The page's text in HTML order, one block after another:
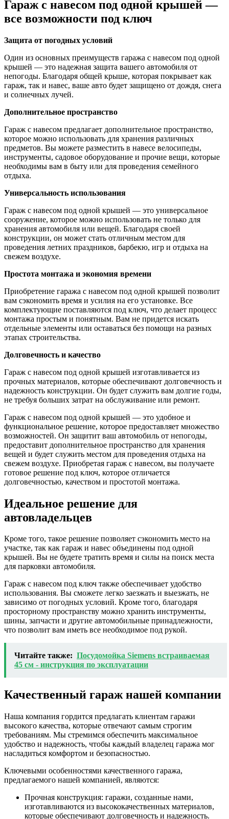
Гараж с навесом под одной крышей —
все возможности под ключ
Защита от погодных условий
Один из основных преимуществ гаража с навесом под одной
крышей — это надежная защита вашего автомобиля от
непогоды. Благодаря общей крыше, которая покрывает как
гараж, так и навес, ваше авто будет защищено от дождя, снега
и солнечных лучей.
Дополнительное пространство
Гараж с навесом предлагает дополнительное пространство,
которое можно использовать для хранения различных
предметов. Вы можете разместить в навесе велосипеды,
инструменты, садовое оборудование и прочие вещи, которые
необходимы вам в быту или для проведения семейного
отдыха.
Универсальность использования
Гараж с навесом под одной крышей — это универсальное
сооружение, которое можно использовать не только для
хранения автомобиля или вещей. Благодаря своей
конструкции, он может стать отличным местом для
проведения летних праздников, барбекю, игр и отдыха на
свежем воздухе.
Простота монтажа и экономия времени
Приобретение гаража с навесом под одной крышей позволит
вам сэкономить время и усилия на его установке. Все
комплектующие поставляются под ключ, что делает процесс
монтажа простым и понятным. Вам не придется искать
отдельные элементы или оставаться без помощи на разных
этапах строительства.
Долговечность и качество
Гараж с навесом под одной крышей изготавливается из
прочных материалов, которые обеспечивают долговечность и
надежность конструкции. Он будет служить вам долгие годы,
не требуя больших затрат на обслуживание или ремонт.
Гараж с навесом под одной крышей — это удобное и
функциональное решение, которое предоставляет множество
возможностей. Он защитит ваш автомобиль от непогоды,
предоставит дополнительное пространство для хранения
вещей и будет служить местом для проведения отдыха на
свежем воздухе. Приобретая гараж с навесом, вы получаете
готовое решение под ключ, которое отличается
долговечностью, качеством и простотой монтажа.
Идеальное решение для
автовладельцев
Кроме того, такое решение позволяет сэкономить место на
участке, так как гараж и навес объединены под одной
крышей. Вы не будете тратить время и силы на поиск места
для парковки автомобиля.
Гараж с навесом под ключ также обеспечивает удобство
использования. Вы сможете легко заезжать и выезжать, не
зависимо от погодных условий. Кроме того, благодаря
просторному пространству можно хранить инструменты,
шины, запчасти и другие автомобильные принадлежности,
что позволит вам иметь все необходимое под рукой.
Читайте также: Посудомойка Siemens встраиваемая
45 см - инструкция по эксплуатации
Качественный гараж нашей компании
Наша компания гордится предлагать клиентам гаражи
высокого качества, которые отвечают самым строгим
требованиям. Мы стремимся обеспечить максимальное
удобство и надежность, чтобы каждый владелец гаража мог
насладиться комфортом и безопасностью.
Ключевыми особенностями качественного гаража,
предлагаемого нашей компанией, являются:
Прочная конструкция: гаражи, созданные нами,
изготавливаются из высококачественных материалов,
которые обеспечивают долговечность и надежность.